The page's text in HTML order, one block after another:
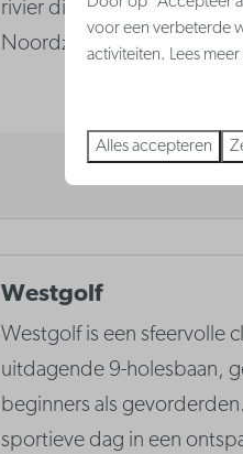
rivier die rechtstreeks
Noordzee.
Westgolf
Westgolf is een sfeervolle
uitdagende 9-holesbaan,
beginners als
sportieve dag in een
voor een verbeterde
activiteiten. Lees
Alles accepteren